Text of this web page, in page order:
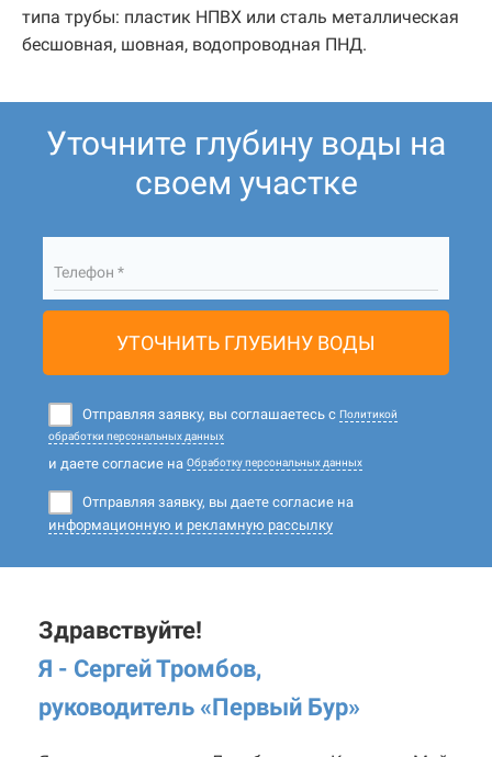
типа трубы: пластик НПВХ или сталь металлическая
бесшовная, шовная, водопроводная ПНД.
Уточните глубину воды на
своем участке
Телефон *
УТОЧНИТЬ ГЛУБИНУ ВОДЫ
Отправляя заявку, вы соглашаетесь с Политикой
обработки персональных данных
и даете согласие на Обработку персональных данных
Отправляя заявку, вы даете согласие на
информационную и рекламную рассылку
Здравствуйте!
Я - Сергей Тромбов,
руководитель «Первый Бур»